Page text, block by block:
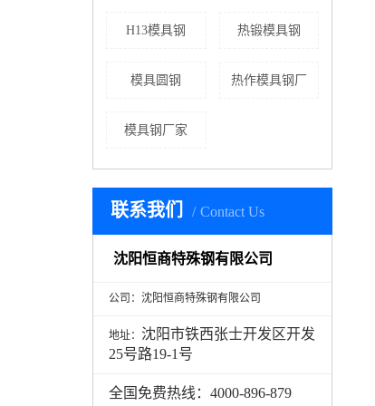
H13模具钢 热锻模具钢
模具圆钢 热作模具钢厂
模具钢厂家
联系我们 Contact Us
沈阳恒商特殊钢有限公司
公司：沈阳恒商特殊钢有限公司
地址： 沈阳市铁西张士开发区开发
25号路19-1号
全国免费热线：4000-896-879